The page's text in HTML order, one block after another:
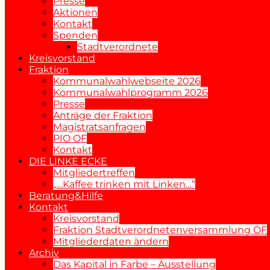
Aktionen
Kontakt
Spenden
Stadtverordnete
Kreisvorstand
Fraktion
Kommunalwahlwebseite 2026
Kommunalwahlprogramm 2026
Presse
Anträge der Fraktion
Magistratsanfragen
PIO OF
Kontakt
DIE LINKE ECKE
Mitgliedertreffen
„…Kaffee trinken mit Linken…“
Beratung&Hilfe
Kontakt
Kreisvorstand
Fraktion Stadtverordnetenversammlung OF
Mitgliederdaten ändern
Archiv
Das Kapital in Farbe – Ausstellung